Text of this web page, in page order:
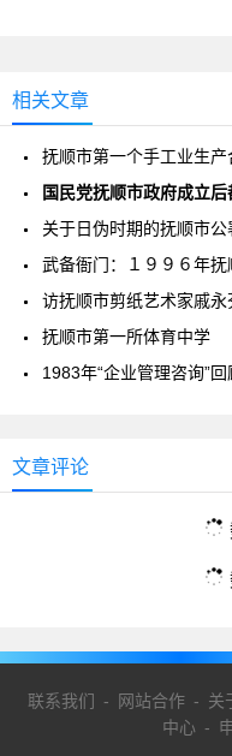
相关文章
抚顺市第一个手工业生产
国民党抚顺市政府成立后
关于日伪时期的抚顺市公
武备衙门：１９９６年抚
访抚顺市剪纸艺术家戚永
抚顺市第一所体育中学
1983年“企业管理咨询”回
文章评论
联系我们 - 网站合作- 关
中心 -